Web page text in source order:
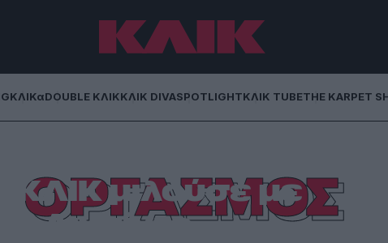
ΚΛΙΚαDOUBLE ΚΛΙΚΚΛΙΚ DIVASPOTLIGHTΚΛΙΚ TUBETHE KARPET
ΟΡΓΑΣΜΟΣ
ΚΛΙΚ μιλούσε με
Λιμπίντο